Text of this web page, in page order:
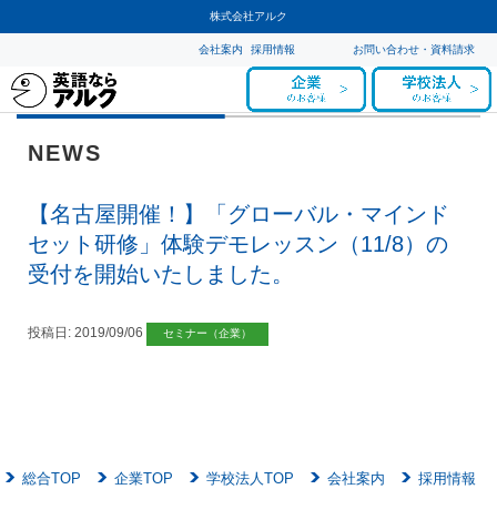
株式会社アルク
お問い合わせ・資料請求
採用情報
会社案内
NEWS
【名古屋開催！】「グローバル・マインド
セット研修」体験デモレッスン（11/8）の
受付を開始いたしました。
投稿日: 2019/09/06 セミナー（企業）
総合TOP 企業TOP 学校法人TOP 会社案内 採用情報